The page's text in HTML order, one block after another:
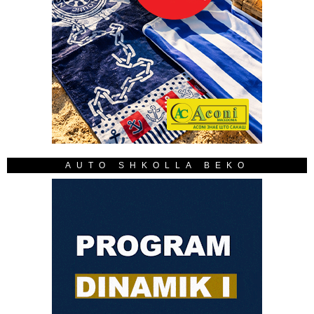
AUTO SHKOLLA BEKO